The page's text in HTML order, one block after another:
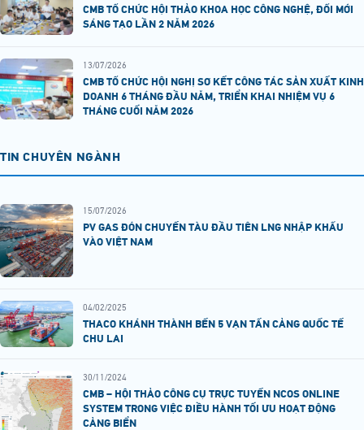
CMB TỔ CHỨC HỘI THẢO KHOA HỌC CÔNG NGHỆ, ĐỔI MỚI
SÁNG TẠO LẦN 2 NĂM 2026
13/07/2026
CMB TỔ CHỨC HỘI NGHỊ SƠ KẾT CÔNG TÁC SẢN XUẤT KINH
DOANH 6 THÁNG ĐẦU NĂM, TRIỂN KHAI NHIỆM VỤ 6
THÁNG CUỐI NĂM 2026
TIN CHUYÊN NGÀNH
15/07/2026
PV GAS ĐÓN CHUYẾN TÀU ĐẦU TIÊN LNG NHẬP KHẨU
VÀO VIỆT NAM
04/02/2025
THACO KHÁNH THÀNH BẾN 5 VẠN TẤN CẢNG QUỐC TẾ
CHU LAI
30/11/2024
CMB – HỘI THẢO CÔNG CỤ TRỰC TUYẾN NCOS ONLINE
SYSTEM TRONG VIỆC ĐIỀU HÀNH TỐI ƯU HOẠT ĐỘNG
CẢNG BIỂN